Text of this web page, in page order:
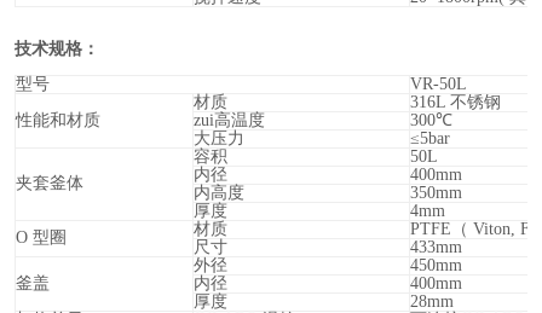
技术规格：
型号
VR-50L
性能和材质
材质 316L 不锈钢
zui高温度
300℃
大压力
≤5bar
夹套釜体
容积
50L
内径
400mm
内高度
350mm
厚度
4mm
O 型圈 材质 PTFE （ Viton,
尺寸
433mm
釜盖
外径
450mm
内径
400mm
厚度
28mm